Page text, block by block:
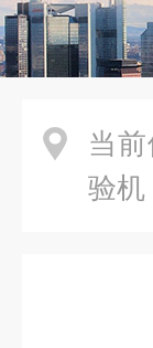
当前
验机